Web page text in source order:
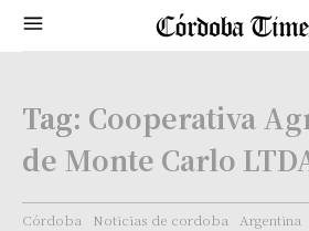
Tag: Cooperativa
de Monte Carlo
Córdoba Noticias de cordoba Argentina